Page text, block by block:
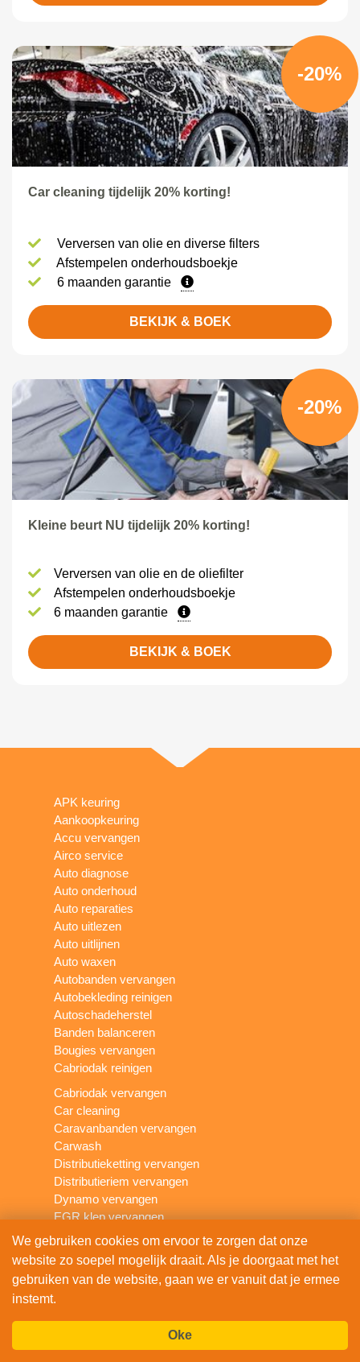
-20%
Car cleaning tijdelijk 20% korting!
Verversen van olie en diverse filters
Afstempelen onderhoudsboekje
6 maanden garantie
BEKIJK & BOEK
-20%
Kleine beurt NU tijdelijk 20% korting!
Verversen van olie en de oliefilter
Afstempelen onderhoudsboekje
6 maanden garantie
BEKIJK & BOEK
APK keuring
Aankoopkeuring
Accu vervangen
Airco service
Auto diagnose
Auto onderhoud
Auto reparaties
Auto uitlezen
Auto uitlijnen
Auto waxen
Autobanden vervangen
Autobekleding reinigen
Autoschadeherstel
Banden balanceren
Bougies vervangen
Cabriodak reinigen
Cabriodak vervangen
Car cleaning
Caravanbanden vervangen
Carwash
Distributieketting vervangen
Distributieriem vervangen
Dynamo vervangen
EGR klep vervangen
Grote beurt auto
Katalysator vervangen
Kleine beurt auto
Koplampen polijsten
Koppakking vervangen
Koppeling vervangen
We gebruiken cookies om ervoor te zorgen dat onze
website zo soepel mogelijk draait. Als je doorgaat met het
gebruiken van de website, gaan we er vanuit dat je ermee
instemt.
Oke